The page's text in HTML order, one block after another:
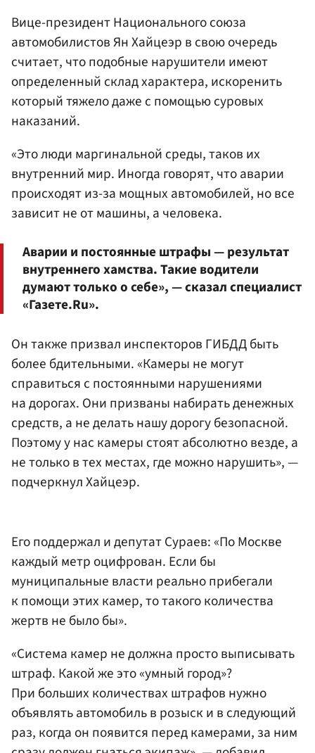
Вице-президент Национального союза
автомобилистов Ян Хайцеэр в свою очередь
считает, что подобные нарушители имеют
определенный склад характера, искоренить
который тяжело даже с помощью суровых
наказаний.
«Это люди маргинальной среды, таков их
внутренний мир. Иногда говорят, что аварии
происходят из-за мощных автомобилей, но все
зависит не от машины, а человека.
Аварии и постоянные штрафы — результат
внутреннего хамства. Такие водители
думают только о себе», — сказал специалист
«Газете.Ru».
Он также призвал инспекторов ГИБДД быть
более бдительными. «Камеры не могут
справиться с постоянными нарушениями
на дорогах. Они призваны набирать денежных
средств, а не делать нашу дорогу безопасной.
Поэтому у нас камеры стоят абсолютно везде, а
не только в тех местах, где можно нарушить», —
подчеркнул Хайцеэр.
Его поддержал и депутат Сураев: «По Москве
каждый метр оцифрован. Если бы
муниципальные власти реально прибегали
к помощи этих камер, то такого количества
жертв не было бы».
«Система камер не должна просто выписывать
штраф. Какой же это «умный город»?
При больших количествах штрафов нужно
объявлять автомобиль в розыск и в следующий
раз, когда он появится перед камерами, за ним